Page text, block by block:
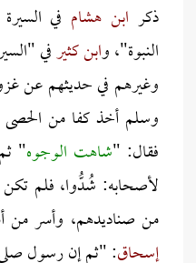
ذكر ابن هشام في
النبوة"، وابن كثيرفي
وغيرهم في حديثهم عن
وسلم أخذ كفا من الحصى
فقال: "شاهت الوجوه"
لأصحابه: شُدُّوا، فلم تكن
من صناديدهم، وأسر من
إسحاق: "ثم إن رسول